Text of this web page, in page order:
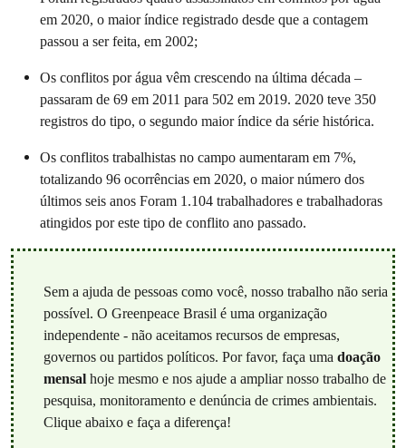
em 2020, o maior índice registrado desde que a contagem
passou a ser feita, em 2002;
Os conflitos por água vêm crescendo na última década –
passaram de 69 em 2011 para 502 em 2019. 2020 teve 350
registros do tipo, o segundo maior índice da série histórica.
Os conflitos trabalhistas no campo aumentaram em 7%,
totalizando 96 ocorrências em 2020, o maior número dos
últimos seis anos Foram 1.104 trabalhadores e trabalhadoras
atingidos por este tipo de conflito ano passado.
Sem a ajuda de pessoas como você, nosso trabalho não seria
possível. O Greenpeace Brasil é uma organização
independente - não aceitamos recursos de empresas,
governos ou partidos políticos. Por favor, faça uma doação
mensalhoje mesmo e nos ajude a ampliar nosso trabalho de
pesquisa, monitoramento e denúncia de crimes ambientais.
Clique abaixo e faça a diferença!